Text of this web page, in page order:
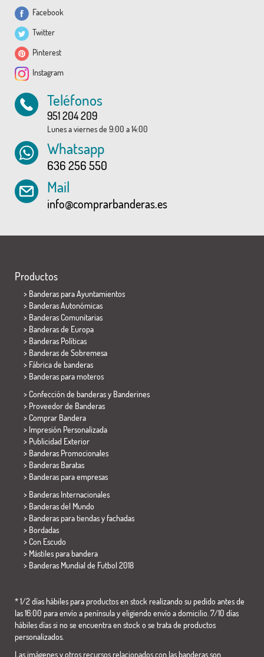
Facebook
Twitter
Pinterest
Instagram
Teléfonos
951 204 209
Lunes a viernes de 9:00 a 14:00
Whatsapp
636 256 550
Mail
info@comprarbanderas.es
Productos
> Banderas para Ayuntamientos
> Banderas Autonómicas
> Banderas Comunitarias
> Banderas de Europa
> Banderas Políticas
> Banderas de Sobremesa
> Fábrica de banderas
> Banderas para moteros
> Confección de banderas y Banderines
> Proveedor de Banderas
> Comprar Bandera
> Impresión Personalizada
> Publicidad Exterior
> Banderas Promocionales
> Banderas Baratas
> Banderas para empresas
> Banderas Internacionales
> Banderas del Mundo
> Banderas para tiendas y fachadas
> Bordadas
> Con Escudo
> Mástiles para bandera
> Banderas Mundial de Futbol 2018
* 1/2 días hábiles para productos en stock realizando su pedido antes de
las 16:00 para envío a península y eligiendo envío a domicilio. 7/10 días
hábiles días si no se encuentra en stock o se trata de productos
personalizados.
Las imágenes y otros recursos relacionados con las banderas son